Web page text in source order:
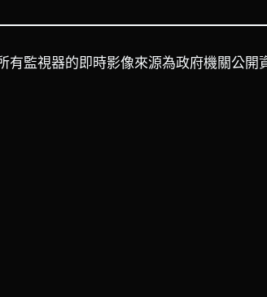
監視器的即時影像來源為政府機關公開